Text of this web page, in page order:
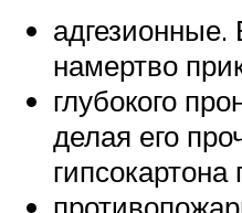
адгезионные.
намертво
глубокого
делая его